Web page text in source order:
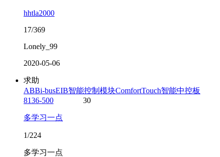
hhtla2000
17/369
Lonely_99
2020-05-06
求助
ABBi-busEIB智能控制模块ComfortTouch智能中控板
8136-500
30
多学习一点
1/224
多学习一点